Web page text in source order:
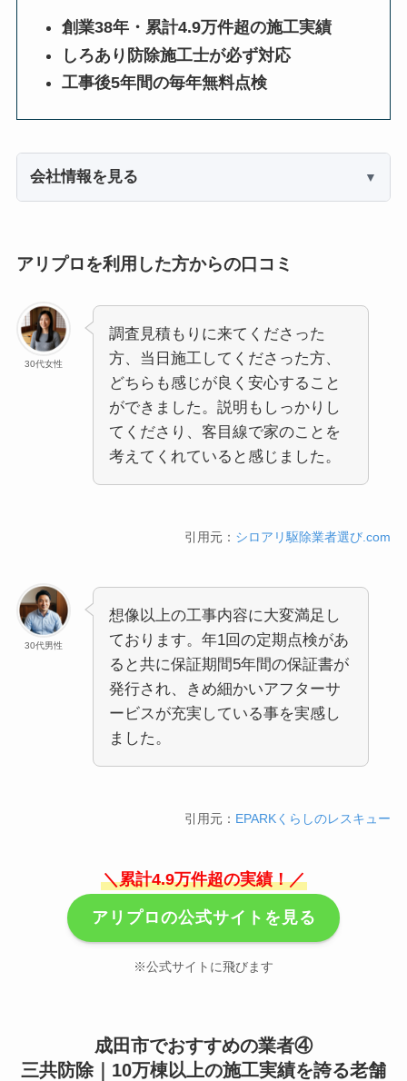
創業38年・累計4.9万件超の施工実績
しろあり防除施工士が必ず対応
工事後5年間の毎年無料点検
会社情報を見る
アリプロを利用した方からの口コミ
30代女性
調査見積もりに来てくださった
方、当日施工してくださった方、
どちらも感じが良く安心すること
ができました。説明もしっかりし
てくださり、客目線で家のことを
考えてくれていると感じました。
引用元： シロアリ駆除業者選び.com
30代男性
想像以上の工事内容に大変満足し
ております。年1回の定期点検があ
ると共に保証期間5年間の保証書が
発行され、きめ細かいアフターサ
ービスが充実している事を実感し
ました。
引用元： EPARKくらしのレスキュー
＼累計4.9万件超の実績！／
アリプロの公式サイトを見る
※公式サイトに飛びます
成田市でおすすめの業者④
三共防除｜10万棟以上の施工実績を誇る老舗